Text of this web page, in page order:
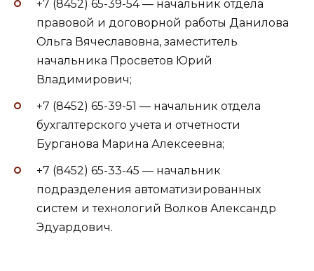
+7 (8452) 65-39-54 — начальник отдела
правовой и договорной работы Данилова
Ольга Вячеславовна, заместитель
начальника Просветов Юрий
Владимирович;
+7 (8452) 65-39-51 — начальник отдела
бухгалтерского учета и отчетности
Бурганова Марина Алексеевна;
+7 (8452) 65-33-45 — начальник
подразделения автоматизированных
систем и технологий Волков Александр
Эдуардович.